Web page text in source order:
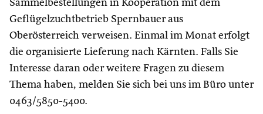
Sammelbestellungen in Kooperation mit dem
Geflügelzuchtbetrieb Spernbauer aus
Oberösterreich verweisen. Einmal im Monat erfolgt
die organisierte Lieferung nach Kärnten. Falls Sie
Interesse daran oder weitere Fragen zu diesem
Thema haben, melden Sie sich bei uns im Büro unter
0463/5850-5400.